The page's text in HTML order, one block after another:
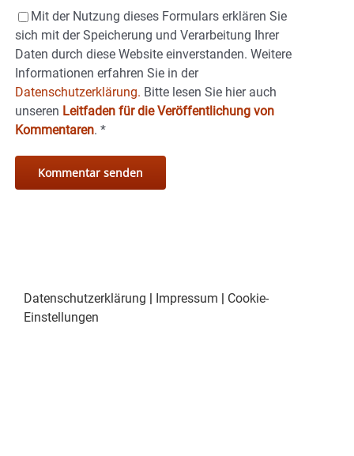
Mit der Nutzung dieses Formulars erklären Sie
sich mit der Speicherung und Verarbeitung Ihrer
Daten durch diese Website einverstanden. Weitere
Informationen erfahren Sie in der
Datenschutzerklärung. Bitte lesen Sie hier auch
unseren Leitfaden für die Veröffentlichung von
Kommentaren. *
Datenschutzerklärung | Impressum | Cookie-
Einstellungen